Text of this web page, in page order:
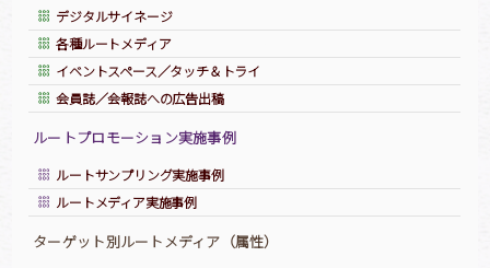
デジタルサイネージ
各種ルートメディア
イベントスペース／タッチ＆トライ
会員誌／会報誌への広告出稿
ルートプロモーション実施事例
ルートサンプリング実施事例
ルートメディア実施事例
ターゲット別ルートメディア（属性）